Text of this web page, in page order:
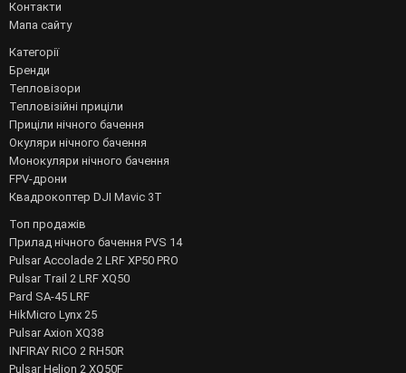
Контакти
Мапа сайту
Категорії
Бренди
Тепловізори
Тепловізійні приціли
Приціли нічного бачення
Окуляри нічного бачення
Монокуляри нічного бачення
FPV-дрони
Квадрокоптер DJI Mavic 3T
Топ продажів
Прилад нічного бачення PVS 14
Pulsar Accolade 2 LRF XP50 PRO
Pulsar Trail 2 LRF XQ50
Pard SA-45 LRF
HikMicro Lynx 25
Pulsar Axion XQ38
INFIRAY RICO 2 RH50R
Pulsar Helion 2 XQ50F